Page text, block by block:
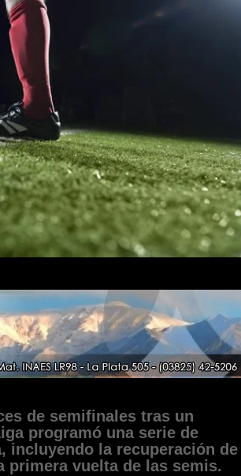
de semifinales tras un
programó una serie de
incluyendo la recuperación de
vuelta de las semis.